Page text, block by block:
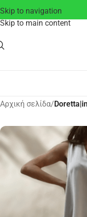
Skip to navigation
Skip to main content
Αρχική σελίδα/